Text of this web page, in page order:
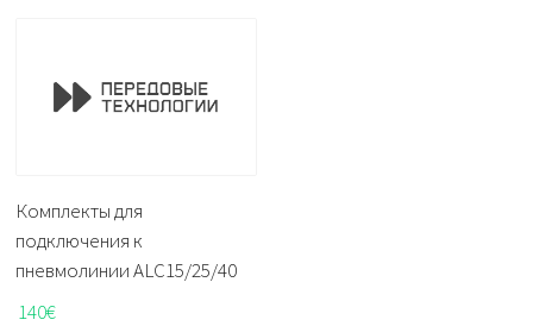
Комплекты для
подключения к
пневмолинии ALC15/25/40
140€